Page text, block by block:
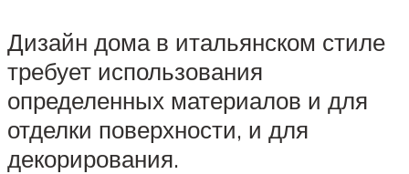
Дизайн дома в итальянском стиле
требует использования
определенных материалов и для
отделки поверхности, и для
декорирования.